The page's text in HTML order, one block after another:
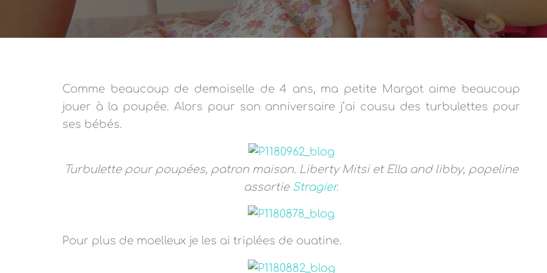
Comme beaucoup de demoiselle de 4 ans, ma petite Margot aime beaucoup
jouer à la poupée. Alors pour son anniversaire j’ai cousu des turbulettes pour
ses bébés.
Turbulette pour poupées, patron maison. Liberty Mitsi et Ella and libby, popeline
assortie Stragier.
Pour plus de moelleux je les ai triplées de ouatine.